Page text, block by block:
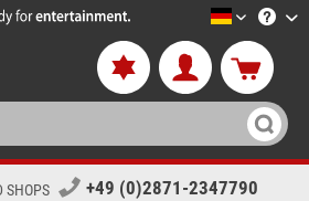
LTT-
SHOPS +49 (0)2871-2347790